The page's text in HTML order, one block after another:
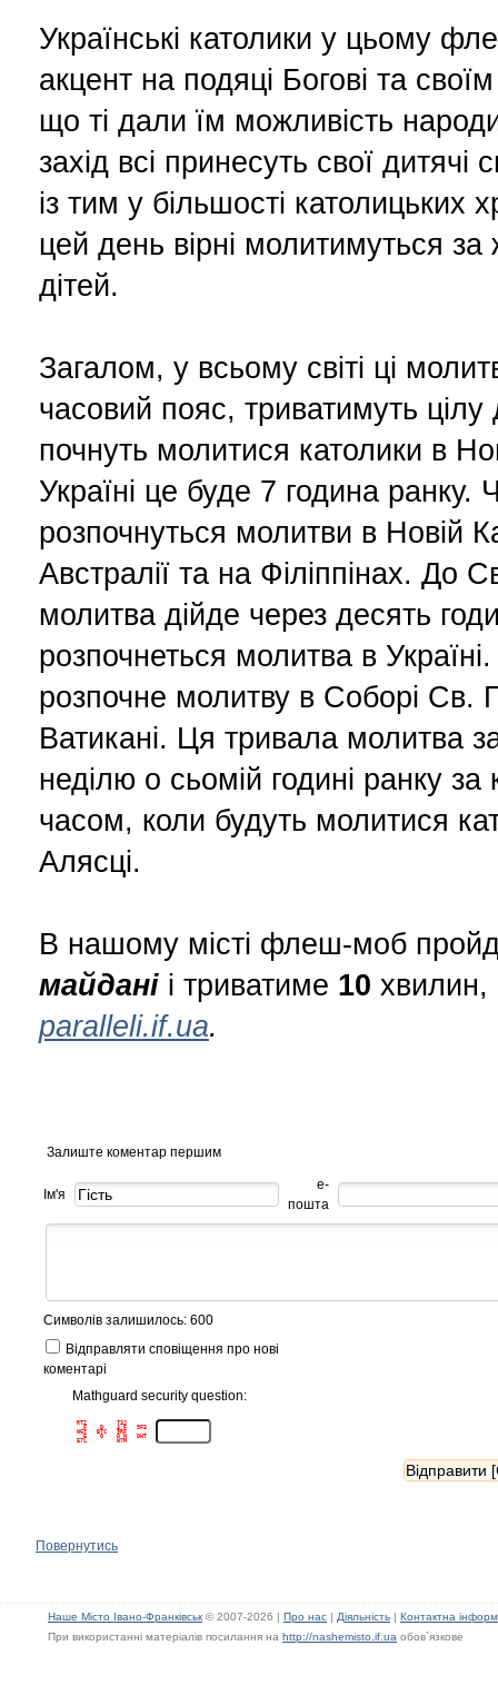
Українські католики у цьому
акцент на подяці Богові та
що ті дали їм можливість
захід всі принесуть свої дитячі
із тим у більшості католицьких
цей день вірні молитимуться за
дітей.
Загалом, у всьому світі ці
часовий пояс, триватимуть
почнуть молитися католики в
Україні це буде 7 година ранку.
розпочнуться молитви в Новій
Австралії та на Філіппінах. До
молитва дійде через десять
розпочнеться молитва в
розпочне молитву в Соборі Св.
Ватикані. Ця тривала молитва
неділю о сьомій годині ранку за
часом, коли будуть молитися
Алясці.
В нашому місті флеш-моб
майдані і триватиме 10 хвилин,
paralleli.if.ua.
Залиште коментар першим
Ім'я
е-
пошта
Символів залишилось: 600
Відправляти сповіщення про нові
коментарі
Mathguard security question:
RT2         T3J
  F    D    4 F   9F3
WGT   BTC   9RF
  E    O    O N   DHT
Повернутись
Наше Місто Івано-Франківськ © 2007-2026 | Про нас | Діяльність | Контактна
При використанні матеріалів посилання на http://nashemisto.if.ua обов`язкове